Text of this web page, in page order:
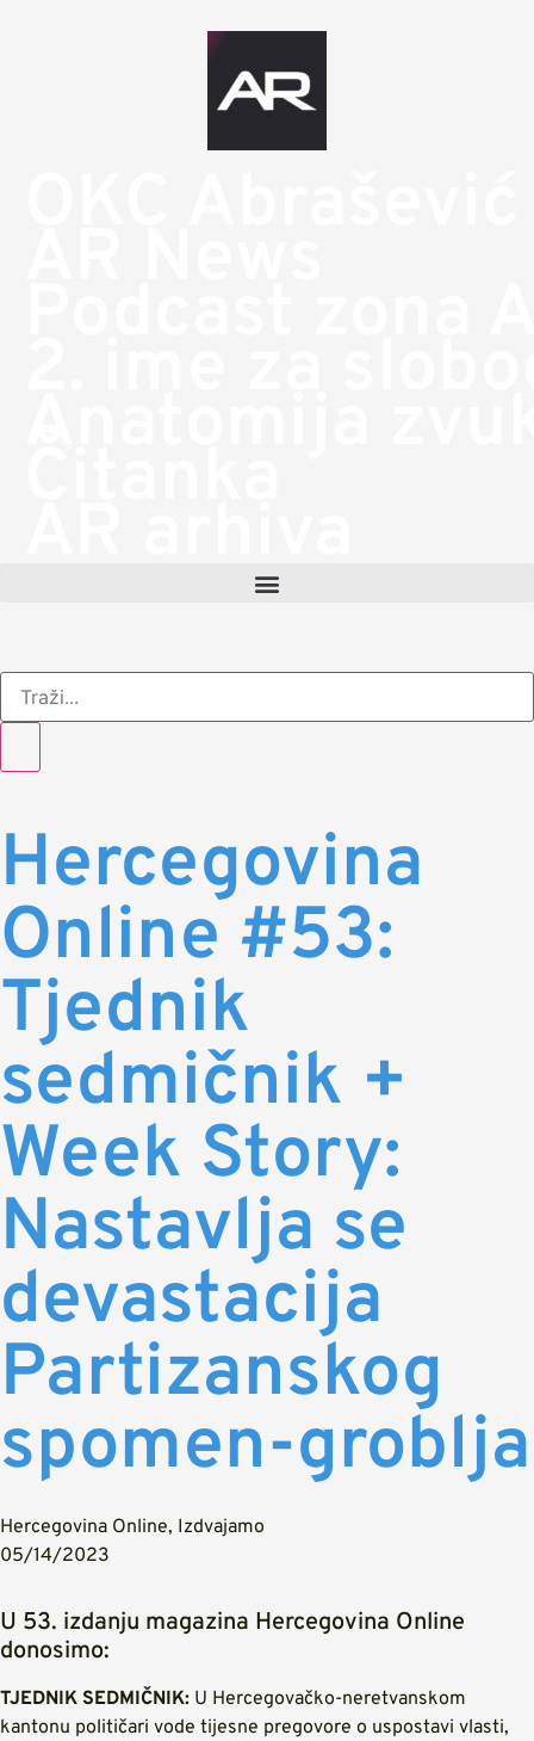
Hercegovina
Online #53:
Tjednik
sedmičnik +
Week Story:
Nastavlja se
devastacija
Partizanskog
spomen-groblja
Hercegovina Online, Izdvajamo
05/14/2023
U 53. izdanju magazina Hercegovina Online
donosimo:
TJEDNIK SEDMIČNIK: U Hercegovačko-neretvanskom
kantonu političari vode tijesne pregovore o uspostavi vlasti,